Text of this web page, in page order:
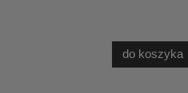
do koszyka